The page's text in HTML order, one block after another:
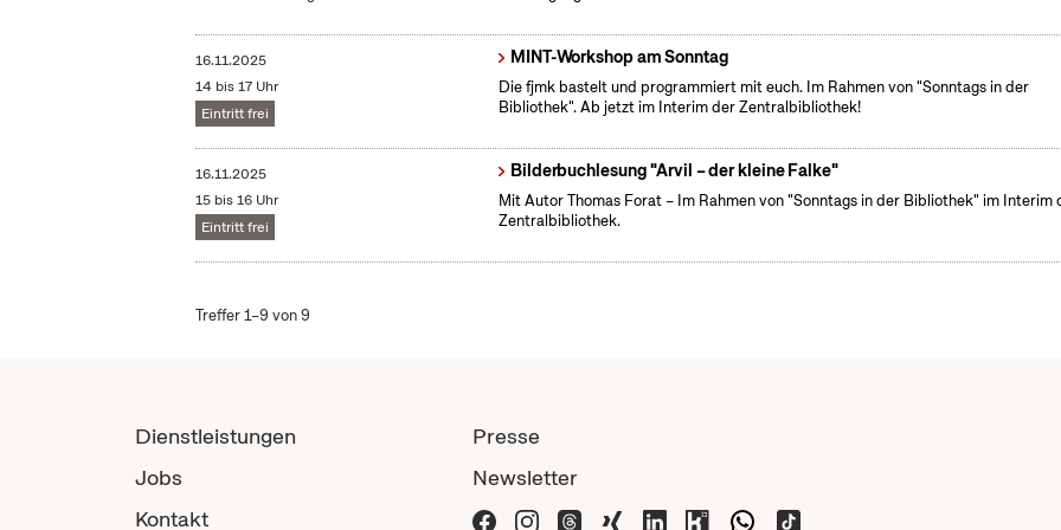
16.11.2025
14 bis 17 Uhr
Eintritt frei
MINT-Workshop am Sonntag
Die fjmk bastelt und programmiert mit euch. Im Rahmen von "Sonntags in der
Bibliothek". Ab jetzt im Interim der Zentralbibliothek!
16.11.2025
15 bis 16 Uhr
Eintritt frei
Bilderbuchlesung "Arvil – der kleine Falke"
Mit Autor Thomas Forat – Im Rahmen von "Sonntags in der Bibliothek" im Interim
Zentralbibliothek.
Treffer 1–9 von 9
Dienstleistungen
Jobs
Kontakt
Presse
Newsletter